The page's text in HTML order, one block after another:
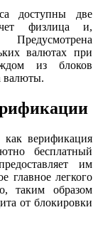
доступны две
физлица и,
валютах при
из блоков
валюты.
как верификация
бесплатный
им
главное легкого
таким образом
от блокировки